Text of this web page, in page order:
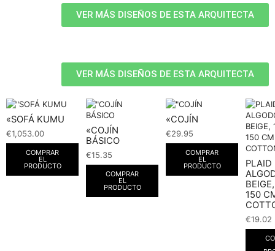
VER MÁS DISEÑOS DE ESTA ARQUITECTA
VER MÁS DISEÑOS DE ESTA ARQUITECTA
«SOFÁ KUMU
€1,053.00
COMPRAR
EL
PRODUCTO
«COJÍN
BÁSICO
€15.35
COMPRAR
EL
PRODUCTO
«COJÍN
€29.95
COMPRAR
EL
PRODUCTO
PLAID
150
€19.02